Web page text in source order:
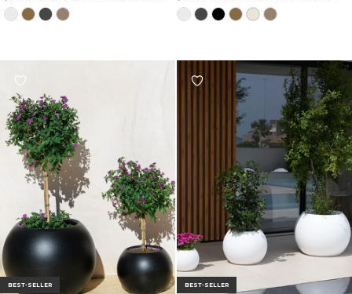
Weiss
Bronze
Anthrazit
Taupe Weiss
Anthrazit
Schwarz
Bronze
Opak-
Beige
Taupe
BEST-SELLER BEST-SELLER